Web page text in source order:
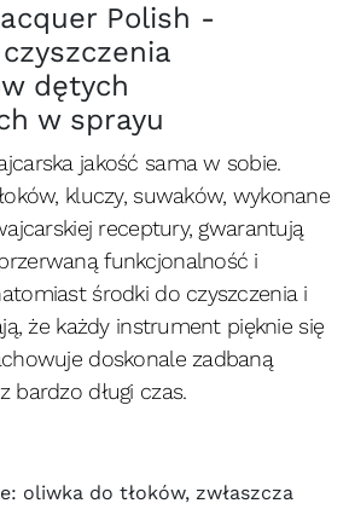
Polish -
dętych
w sprayu
jakość sama w sobie.
kluczy, suwaków, wykonane
receptury, gwarantują
funkcjonalność i
środki do czyszczenia i
że każdy instrument pięknie się
doskonale zadbaną
bardzo długi czas.
oliwka do tłoków, zwłaszcza